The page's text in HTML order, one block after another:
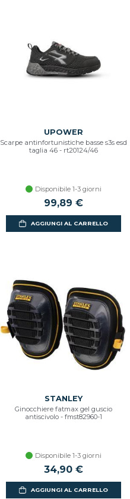
UPOWER
Scarpe antinfortunistiche basse s3s esd
taglia 46 - rt20124/46
Disponibile 1-3 giorni
99,89 €
AGGIUNGI AL CARRELLO
STANLEY
Ginocchiere fatmax gel guscio
antiscivolo - fmst82960-1
Disponibile 1-3 giorni
34,90 €
AGGIUNGI AL CARRELLO